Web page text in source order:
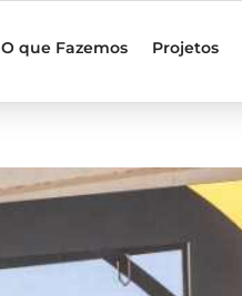
O que Fazemos Projetos